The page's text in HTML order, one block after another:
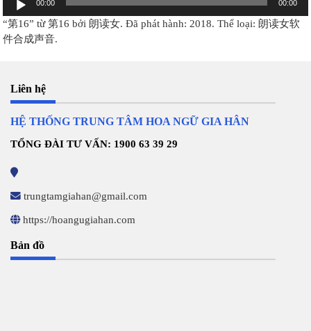
chơi
Audio
00:00 00:00
“第16” từ 第16 bởi 朗读女. Đã phát hành: 2018. Thể loại: 朗读女软
件合成声音.
Liên hệ
HỆ THỐNG TRUNG TÂM HOA NGỮ GIA HÂN
TỔNG ĐÀI TƯ VẤN: 1900 63 39 29
trungtamgiahan@gmail.com
https://hoangugiahan.com
Bản đồ